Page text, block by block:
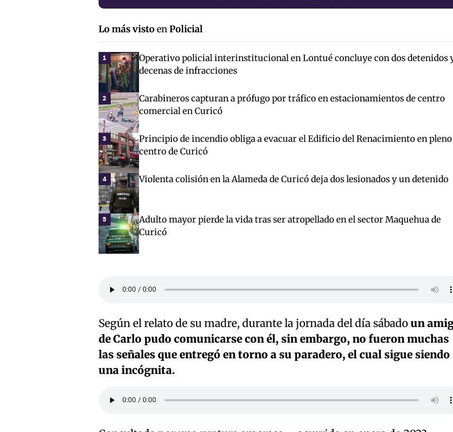
Lo más vistoenPolicial
1
Operativo policial interinstitucional en Lontué concluye con dos detenidos
decenas de infracciones
2
Carabineros capturan a prófugo por tráfico en estacionamientos de centro
comercial en Curicó
3
Principio de incendio obliga a evacuar el Edificio del Renacimiento en pleno
centro de Curicó
4 Violenta colisión en la Alameda de Curicó deja dos lesionados y un detenido
5
Adulto mayor pierde la vida tras ser atropellado en el sector Maquehua de
Curicó
Según el relato de su madre, durante la jornada del día sábadoun
de Carlo pudo comunicarse con él, sin embargo, no fueron muchas
las señales que entregó en torno a su paradero, el cual sigue siendo
una incógnita.